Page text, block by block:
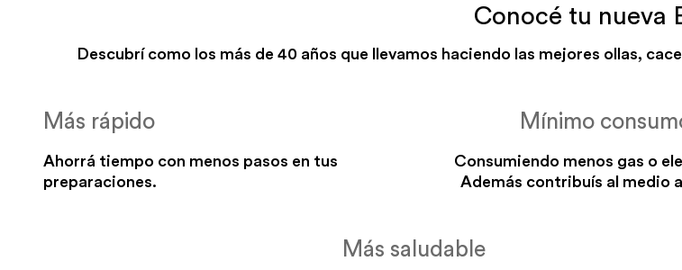
Conocé tu nueva
Descubrí como los más de 40 años que llevamos haciendo las mejores ollas,
Más rápido
Ahorrá tiempo con menos pasos en tus
preparaciones.
Mínimo
Consumiendo menos gas o
Además contribuís al medio
Más saludable